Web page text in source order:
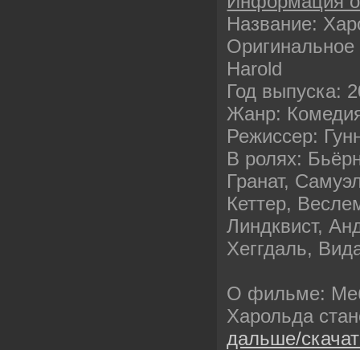
Название:
Harold
Год выпуска:
Жанр:
Режиссер:
В ролях:
Гранат,
Кеттер,
Линдквист,
Хеггдаль,
О фильме:
Харольда
дальше/